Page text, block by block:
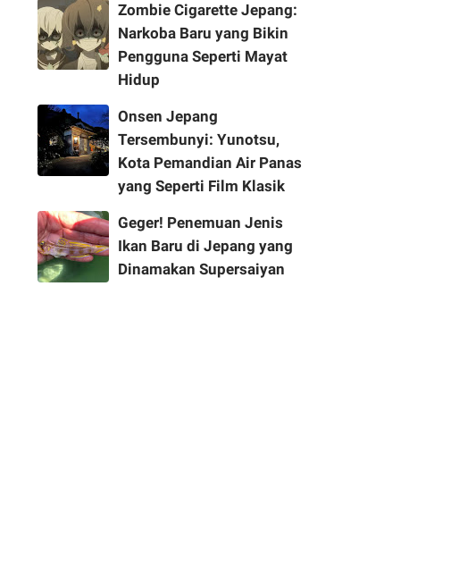
Zombie Cigarette Jepang:
Narkoba Baru yang Bikin
Pengguna Seperti Mayat
Hidup
Onsen Jepang
Tersembunyi: Yunotsu,
Kota Pemandian Air Panas
yang Seperti Film Klasik
Geger! Penemuan Jenis
Ikan Baru di Jepang yang
Dinamakan Supersaiyan